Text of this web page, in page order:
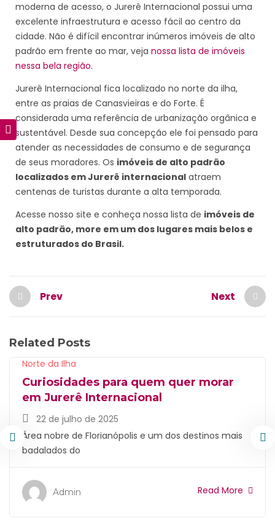
moderna de acesso, o Jurerê Internacional possui uma
excelente infraestrutura e acesso fácil ao centro da
cidade. Não é difícil encontrar inúmeros imóveis de alto
padrão em frente ao mar, veja nossa lista de imóveis
nessa bela região.
Jurerê Internacional fica localizado no norte da ilha,
entre as praias de Canasvieiras e do Forte. É
considerada uma referência de urbanização orgânica e
sustentável. Desde sua concepção ele foi pensado para
atender as necessidades de consumo e de segurança
de seus moradores. Os imóveis de alto padrão
localizados em Jurerê internacional atraem
centenas de turistas durante a alta temporada.
Acesse nosso site e conheça nossa lista de imóveis de
alto padrão, more em um dos lugares mais belos e
estruturados do Brasil.
Prev Next
Related Posts
Norte da Ilha
Curiosidades para quem quer morar
em Jurerê Internacional
22 de julho de 2025
Área nobre de Florianópolis e um dos destinos mais
badalados do
Admin Read More